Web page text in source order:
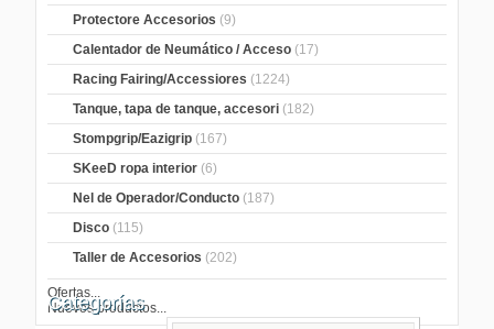
Protectore Accesorios (9)
Calentador de Neumático / Acceso (17)
Racing Fairing/Accessiores (1224)
Tanque, tapa de tanque, accesori (182)
Stompgrip/Eazigrip (167)
SKeeD ropa interior (6)
Nel de Operador/Conducto (187)
Disco (115)
Taller de Accesorios (202)
Ofertas...
Nuevos productos...
Categorías